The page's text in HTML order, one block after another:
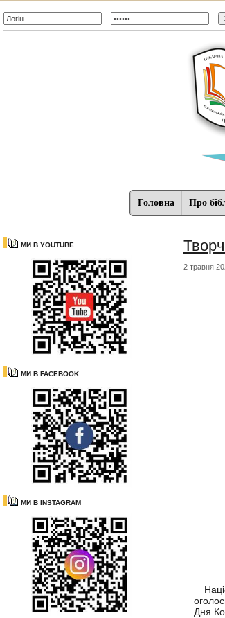
Головна Про
МИ В YOUTUBE
МИ В FACEBOOK
МИ В INSTAGRAM
2 травня
Дня